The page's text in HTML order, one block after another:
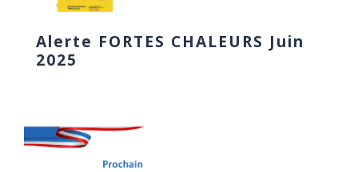
Alerte FORTES CHALEURS Juin
2025